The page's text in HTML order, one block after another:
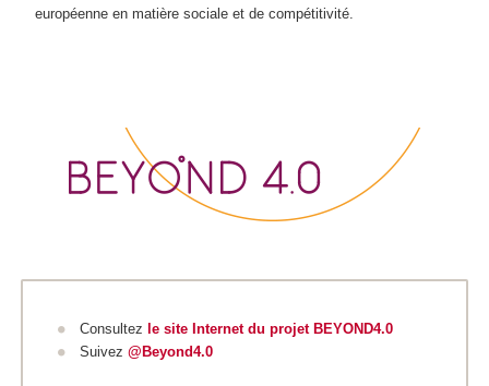
européenne en matière sociale et de compétitivité.
Consultez le site Internet du projet BEYOND4.0
Suivez @Beyond4.0